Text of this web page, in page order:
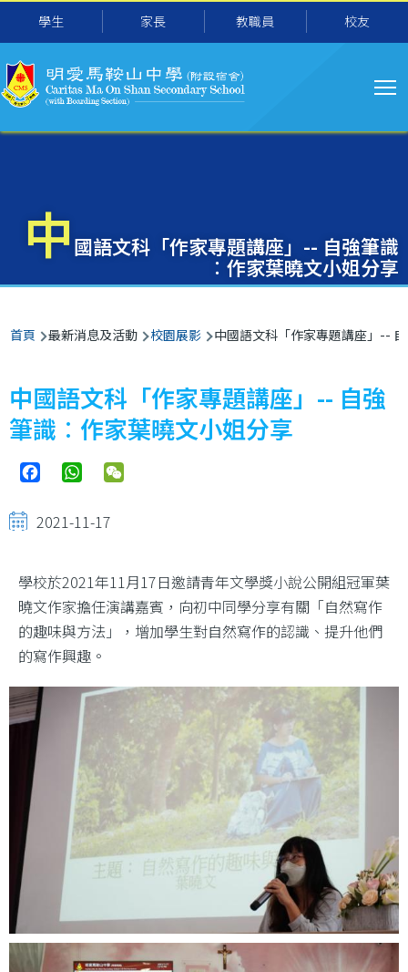
移至主內容
學生 家長 教職員 校友
导
航
中 國語文科「作家專題講座」-- 自強筆識
︰作家葉曉文小姐分享
導
航
連
結
首頁 最新消息及活動 校園展影 中國語文科「作家專題講座」--
中國語文科「作家專題講座」-- 自強
筆識︰作家葉曉文小姐分享
FacebookWhatsApp
2021-11-17
學校於2021年11月17日邀請青年文學獎小說公開組冠軍葉
曉文作家擔任演講嘉賓，向初中同學分享有關「自然寫作
的趣味與方法」，增加學生對自然寫作的認識、提升他們
的寫作興趣。